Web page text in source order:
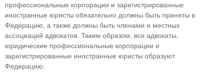
профессиональные корпорации и зарегистрированные
иностран­ные юристы обязательно должны быть приняты в
Федерацию, а также должны быть членами и местных
ассоциаций адвокатов. Таким образом, все адвокаты,
юридические профессиональные корпорации и
зарегистрированные иностранные юристы образуют
Федерацию.